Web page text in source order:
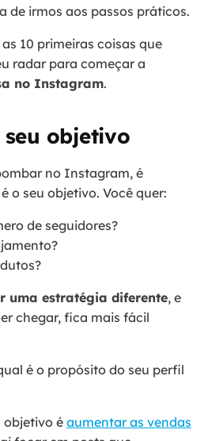
de irmos aos passos práticos.
10 primeiras coisas que
radar para começar a
no Instagram.
seu objetivo
no Instagram, é
o seu objetivo. Você quer:
de seguidores?
uma estratégia diferente, e
chegar, fica mais fácil
é o propósito do seu perfil
objetivo é aumentar as vendas